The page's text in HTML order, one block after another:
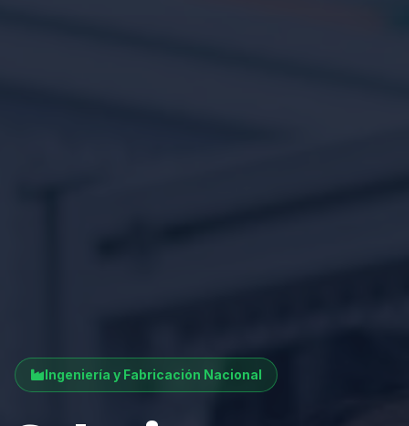
Ingeniería y Fabricación Nacional